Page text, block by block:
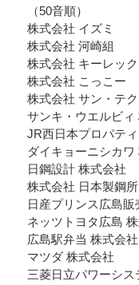
（50音順）
株式会社 イズミ
株式会社 河崎組
株式会社 キーレック
株式会社 こっこー
株式会社 サン・テ
サンキ・ウエルビィ
JR西日本プロパテ
ダイキョーニシカワ
日鋼設計 株式会社
株式会社 日本製鋼
日産プリンス広島販
ネッツトヨタ広島
広島駅弁当 株式会社
マツダ 株式会社
三菱日立パワーシ